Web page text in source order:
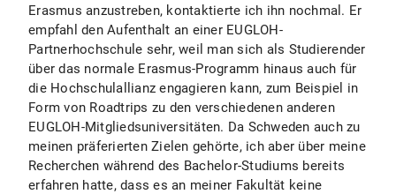
Erasmus anzustreben, kontaktierte ich ihn nochmal. Er
empfahl den Aufenthalt an einer EUGLOH-
Partnerhochschule sehr, weil man sich als Studierender
über das normale Erasmus-Programm hinaus auch für
die Hochschulallianz engagieren kann, zum Beispiel in
Form von Roadtrips zu den verschiedenen anderen
EUGLOH-Mitgliedsuniversitäten. Da Schweden auch zu
meinen präferierten Zielen gehörte, ich aber über meine
Recherchen während des Bachelor-Studiums bereits
erfahren hatte, dass es an meiner Fakultät keine